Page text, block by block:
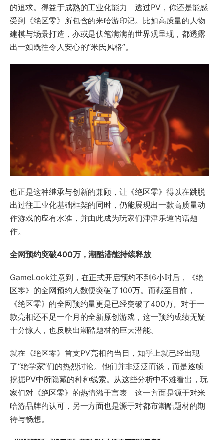
的追求。得益于成熟的工业化能力，透过PV，你还是能感
受到《绝区零》所包含的米哈游印记。比如高质量的人物
建模与场景打造，亦或是伏笔满满的世界观呈现，都透露
出一如既往令人安心的“米氏风格”。
也正是这种继承与创新的兼顾，让《绝区零》得以在跳脱
出过往工业化基础框架的同时，仍能展现出一款高质量动
作游戏的应有水准，并由此成为玩家们津津乐道的话题
作。
全网预约突破400万，潮酷潜能持续释放
GameLook注意到，在正式开启预约不到6小时后，《绝
区零》的全网预约人数便突破了100万。而截至目前，
《绝区零》的全网预约量更是已经突破了400万。对于一
款亮相还不足一个月的全新原创游戏，这一预约成绩无疑
十分惊人，也反映出潮酷题材的巨大潜能。
就在《绝区零》首支PV亮相的当日，知乎上就已经出现
了“绝学家”们的热烈讨论。他们并非泛泛而谈，而是逐帧
挖掘PV中所隐藏的种种线索。从这些分析中不难看出，玩
家们对《绝区零》的热情溢于言表，这一方面是源于对米
哈游品牌的认可，另一方面也是源于对都市潮酷题材的期
待与畅想。